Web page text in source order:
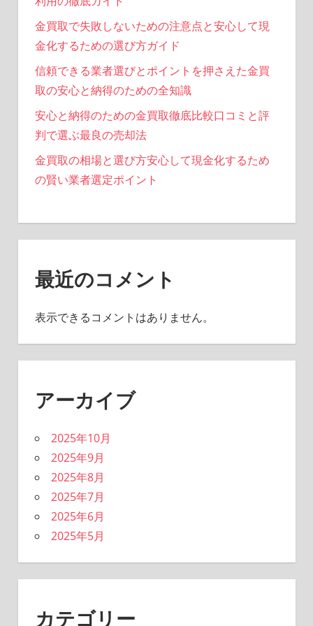
金買取で失敗しないための注意点と安心して現
金化するための選び方ガイド
信頼できる業者選びとポイントを押さえた金買
取の安心と納得のための全知識
安心と納得のための金買取徹底比較口コミと評
判で選ぶ最良の売却法
金買取の相場と選び方安心して現金化するため
の賢い業者選定ポイント
最近のコメント
表示できるコメントはありません。
アーカイブ
2025年10月
2025年9月
2025年8月
2025年7月
2025年6月
2025年5月
カテゴリー